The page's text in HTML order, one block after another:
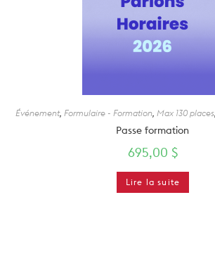
Événement, Formulaire - Formation Max 130 places
Passe formation
695,00 $
Lire la suite